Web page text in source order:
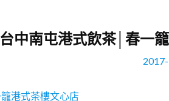
台中南屯港式飲茶│春一